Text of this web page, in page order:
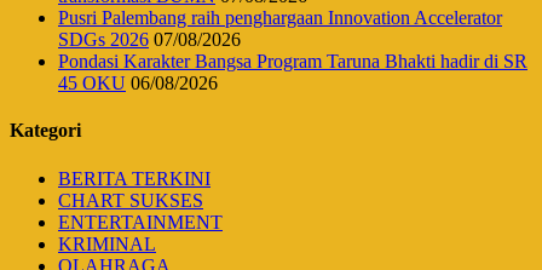
Pusri Palembang raih penghargaan Innovation Accelerator
SDGs 2026 07/08/2026
Pondasi Karakter Bangsa Program Taruna Bhakti hadir di SR
45 OKU 06/08/2026
Kategori
BERITA TERKINI
CHART SUKSES
ENTERTAINMENT
KRIMINAL
OLAHRAGA